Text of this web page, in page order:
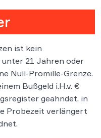
ist kein
21 Jahren oder
Null-Promille-Grenze.
Bußgeld i.H.v. €
geahndet, in
Probezeit verlängert